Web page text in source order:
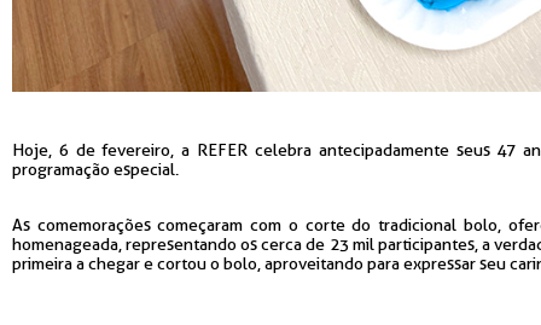
Hoje, 6 de fevereiro, a REFER celebra antecipadamente seus 47
programação especial.
As comemorações começaram com o corte do tradicional bolo,
homenageada, representando os cerca de 23 mil participantes, a
primeira a chegar e cortou o bolo, aproveitando para expressar seu